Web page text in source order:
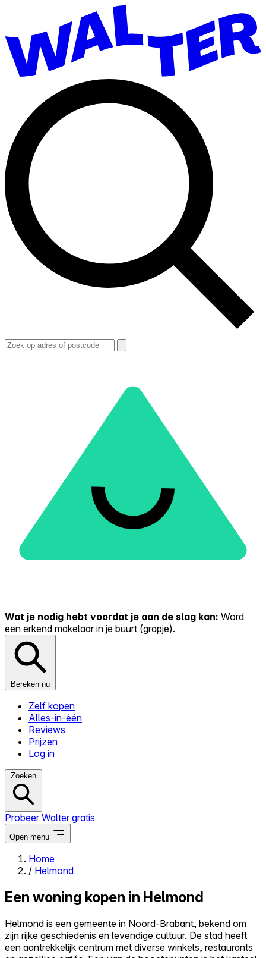
Wat je nodig hebt voordat je aan de slag kan: Word
een erkend makelaar in je buurt (grapje).
Bereken nu
Zelf kopen
Alles-in-één
Reviews
Prijzen
Log in
Zoeken
Probeer Walter gratis
Open menu
Close menu
Zelf kopen
Home
/ Helmond
Een woning kopen in Helmond
Helmond is een gemeente in Noord-Brabant, bekend om
zijn rijke geschiedenis en levendige cultuur. De stad heeft
een aantrekkelijk centrum met diverse winkels, restaurants